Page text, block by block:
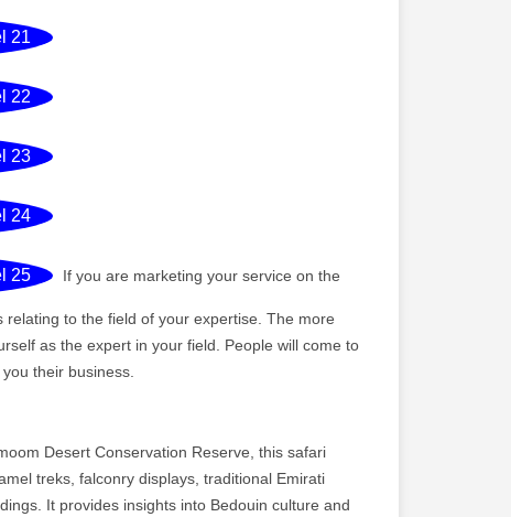
21
22
23
24
25 If you are marketing your service on the
to the field of your expertise. The more
as the expert in your field. People will come to
their business.
Desert Conservation Reserve, this safari
treks, falconry displays, traditional Emirati
It provides insights into Bedouin culture and